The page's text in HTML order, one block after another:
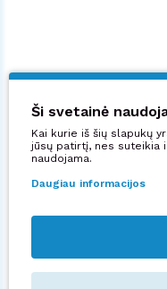
Ši svetainė
Kai kurie iš šių slapukų
jūsų patirtį, nes suteikia
naudojama.
Daugiau informacijos